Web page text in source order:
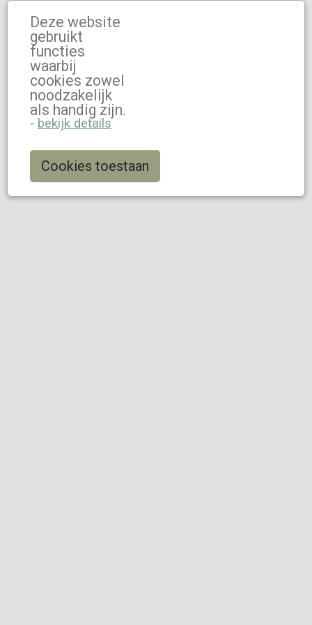
Deze website
gebruikt
functies
waarbij
cookies zowel
noodzakelijk
als handig zijn.
- bekijk details
Cookies toestaan